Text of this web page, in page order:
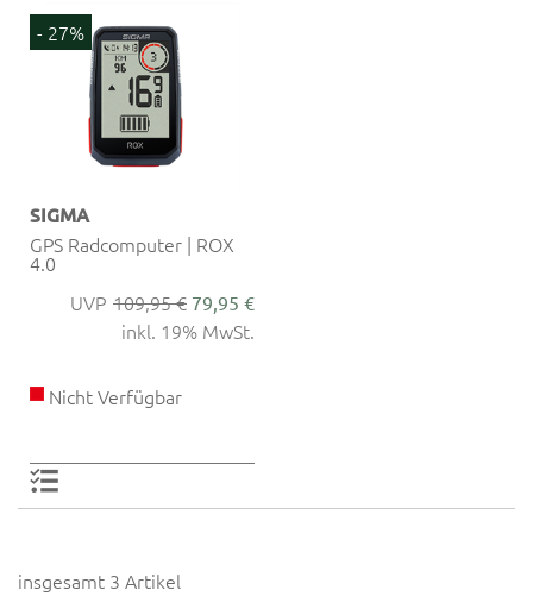
- 27%
SIGMA
GPS Radcomputer | ROX
4.0
109,95 € 79,95 €
inkl. 19% MwSt.
Nicht Verfügbar
insgesamt 3 Artikel